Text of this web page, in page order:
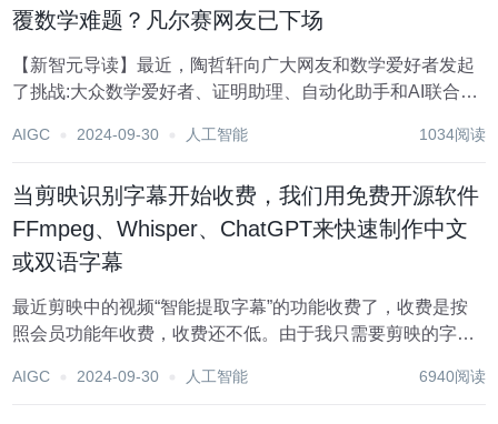
覆数学难题？凡尔赛网友已下场
【新智元导读】最近，陶哲轩向广大网友和数学爱好者发起
了挑战:大众数学爱好者、证明助理、自动化助手和AI联合起
轩发起的「众包」数学研究项目吗? 机会来了! AI辅助证明数
AIGC 2024-09-30 人工智能 1034阅读
当剪映识别字幕开始收费，我们用免费开源软件
FFmpeg、Whisper、ChatGPT来快速制作中文
或双语字幕
最近剪映中的视频“智能提取字幕”的功能收费了，收费是按
照会员功能年收费，收费还不低。由于我只需要剪映的字幕
给视频增加字幕的功能，并且还能添加双语字幕，给中文字
AIGC 2024-09-30 人工智能 6940阅读